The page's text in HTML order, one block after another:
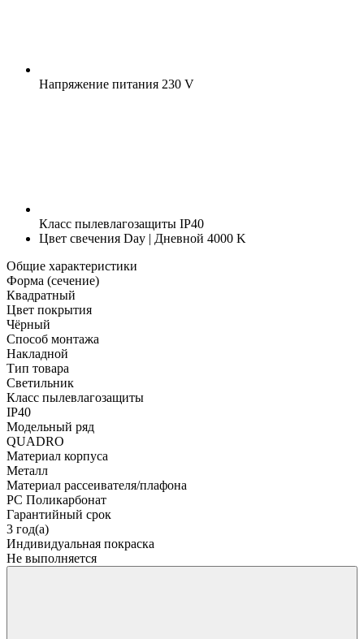
Напряжение питания 230 V
Класс пылевлагозащиты IP40
Цвет свечения Day | Дневной 4000 K
Общие характеристики
Форма (сечение)
Квадратный
Цвет покрытия
Чёрный
Способ монтажа
Накладной
Тип товара
Светильник
Класс пылевлагозащиты
IP40
Модельный ряд
QUADRO
Материал корпуса
Металл
Материал рассеивателя/плафона
PC Поликарбонат
Гарантийный срок
3 год(а)
Индивидуальная покраска
Не выполняется